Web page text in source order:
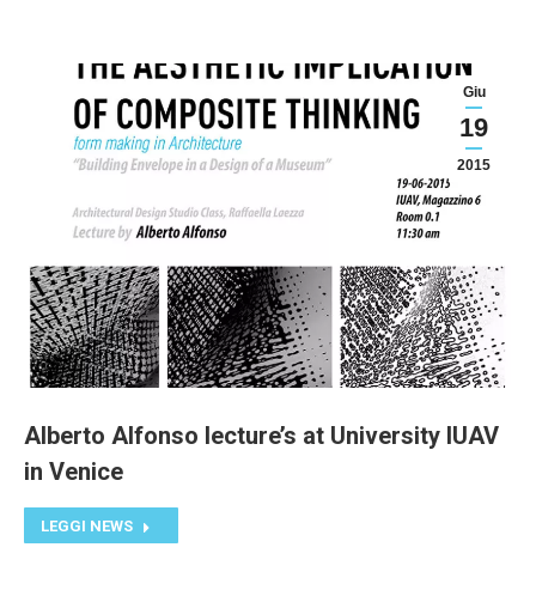
Giu
19
2015
Alberto Alfonso lecture’s at University IUAV
in Venice
LEGGI NEWS